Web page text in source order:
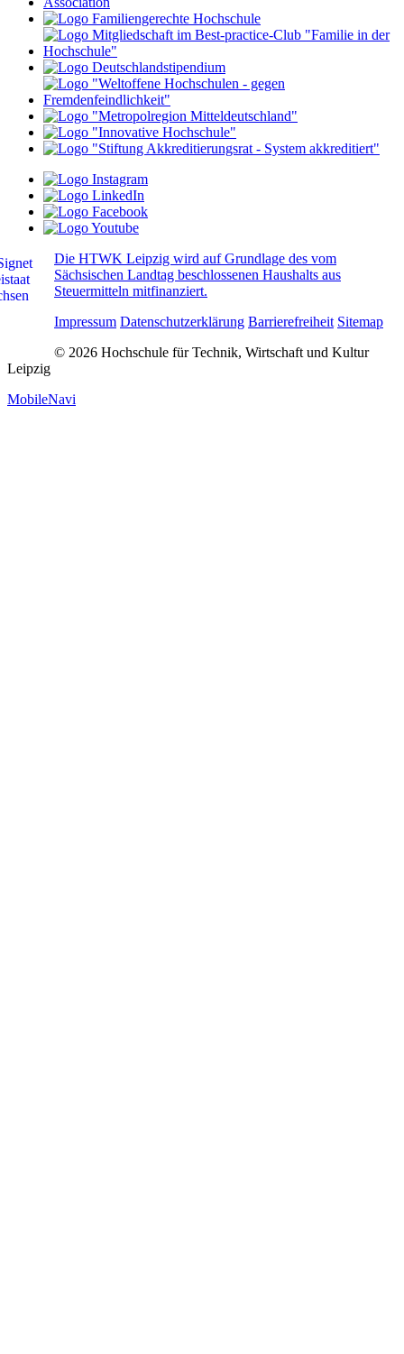
Die HTWK Leipzig wird auf Grundlage des vom
Sächsischen Landtag beschlossenen Haushalts aus
Steuermitteln mitfinanziert.
Impressum Datenschutzerklärung Barrierefreiheit Sitemap
© 2026 Hochschule für Technik, Wirtschaft und Kultur
Leipzig
MobileNavi